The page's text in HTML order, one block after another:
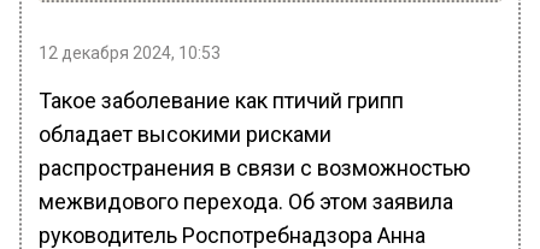
12 декабря 2024, 10:53
Такое заболевание как птичий грипп
обладает высокими рисками
распространения в связи с возможностью
межвидового перехода. Об этом заявила
руководитель Роспотребнадзора Анна